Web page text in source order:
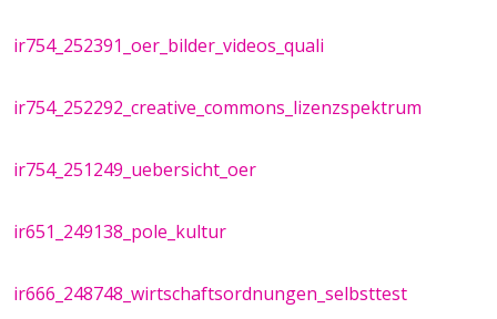
ir754_252391_oer_bilder_videos_quali
ir754_252292_creative_commons_lizenzspektrum
ir754_251249_uebersicht_oer
ir651_249138_pole_kultur
ir666_248748_wirtschaftsordnungen_selbsttest